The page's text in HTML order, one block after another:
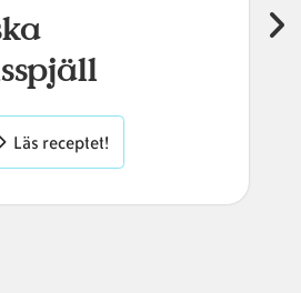
Läs receptet!